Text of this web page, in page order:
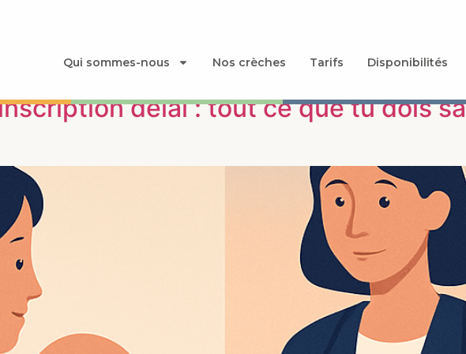
Qui sommes-nous Nos crèches Tarifs Disponibilités
délai : tout ce que tu dois